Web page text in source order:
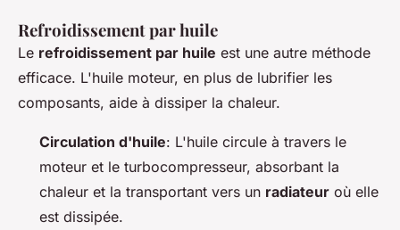
Refroidissement par huile
Le refroidissement par huile est une autre méthode
efficace. L'huile moteur, en plus de lubrifier les
composants, aide à dissiper la chaleur.
Circulation d'huile: L'huile circule à travers le
moteur et le turbocompresseur, absorbant la
chaleur et la transportant vers un radiateur où elle
est dissipée.